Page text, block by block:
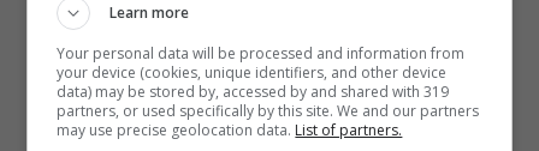
L’azione civile del Comune e della Provincia
denota l’impegno delle istituzioni nel garantire
la tutela dell’ambiente e la salute dei cittadini.
La vicenda, che coinvolge la comunità locale
Learn more
Your personal data will be processed and information from
your device (cookies, unique identifiers, and other device
data) may be stored by, accessed by and shared with 319
partners, or used specifically by this site. We and our partners
may use precise geolocation data. List of partners.